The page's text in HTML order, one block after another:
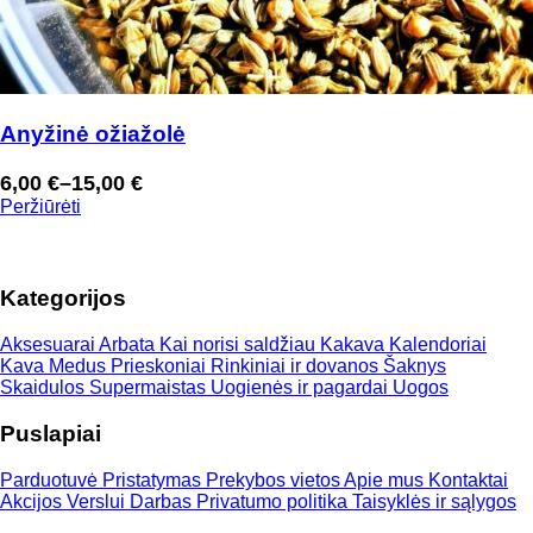
Anyžinė ožiažolė
6,00 €–15,00 €
Price
range:
15,00 €
Peržiūrėti
Kategorijos
Aksesuarai Arbata Kai norisi saldžiau Kakava Kalendoriai
Kava Medus Prieskoniai Rinkiniai ir dovanos Šaknys
Skaidulos Supermaistas Uogienės ir pagardai Uogos
Puslapiai
Parduotuvė Pristatymas Prekybos vietosApie mus Kontaktai
Akcijos Verslui Darbas Privatumo politika Taisyklės ir sąlygos